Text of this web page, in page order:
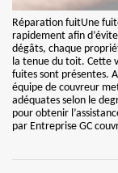
Réparation fuitUne
rapidement afin
dégâts, chaque
la tenue du toit. Cette
fuites sont présentes.
équipe de couvreur
adéquates selon le
pour obtenir
par Entreprise GC